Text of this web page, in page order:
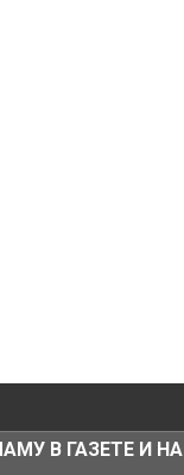
В ГАЗЕТЕ И НА